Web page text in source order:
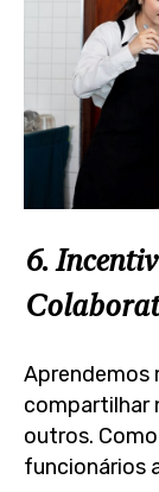
6.
Aprendemos
compartilhar
outros.
funcionários